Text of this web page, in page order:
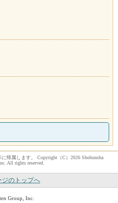
帰属します。 Copyright（C）2026 Shobunsha
All rights reserved.
ジのトップへ
Group, Inc.